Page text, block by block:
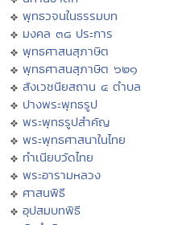
พุทธวจนในธรรมบท
มงคล ๓๘ ประการ
พุทธศาสนสุภาษิต
พุทธศาสนสุภาษิต ๖๒๑
สังเวชนียสถาน ๔ ตำบล
ปางพระพุทธรูป
พระพุทธรูปสำคัญ
พระพุทธศาสนาในไทย
ทำเนียบวัดไทย
พระอารามหลวง
ศาสนพิธี
อุปสมบทพิธี